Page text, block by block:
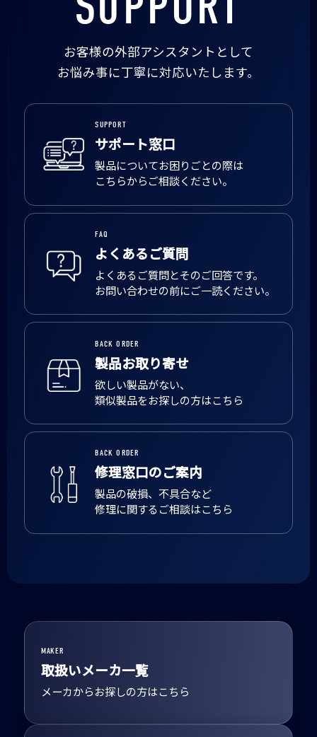
お客様の外部アシスタントとして
お悩み事に丁寧に対応いたします。
SUPPORT
サポート窓口
製品についてお困りごとの際は
こちらからご相談ください。
FAQ
よくあるご質問
よくあるご質問とそのご回答です。
お問い合わせの前にご一読ください。
BACK ORDER
製品お取り寄せ
欲しい製品がない、
類似製品をお探しの方はこちら
BACK ORDER
修理窓口のご案内
製品の破損、不具合など
修理に関するご相談はこちら
MAKER
取扱いメーカ一覧
メーカからお探しの方はこちら